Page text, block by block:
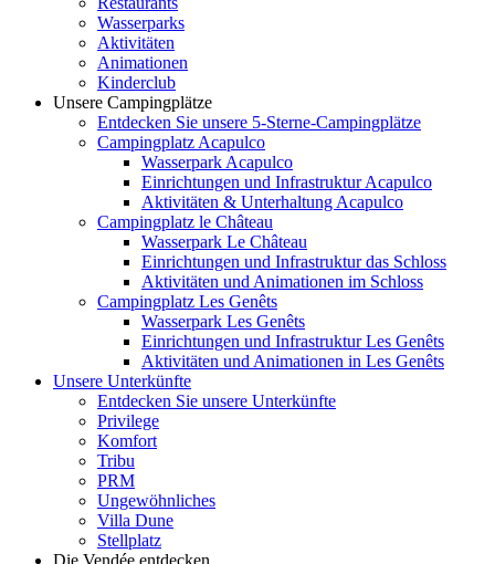
Wasserparks
Aktivitäten
Animationen
Kinderclub
Unsere Campingplätze
Entdecken Sie unsere 5-Sterne-Campingplätze
Campingplatz Acapulco
Wasserpark Acapulco
Einrichtungen und Infrastruktur Acapulco
Aktivitäten & Unterhaltung Acapulco
Campingplatz le Château
Wasserpark Le Château
Einrichtungen und Infrastruktur das Schloss
Aktivitäten und Animationen im Schloss
Campingplatz Les Genêts
Wasserpark Les Genêts
Einrichtungen und Infrastruktur Les Genêts
Aktivitäten und Animationen in Les Genêts
Unsere Unterkünfte
Entdecken Sie unsere Unterkünfte
Privilege
Komfort
Tribu
PRM
Ungewöhnliches
Villa Dune
Stellplatz
Die Vendée entdecken